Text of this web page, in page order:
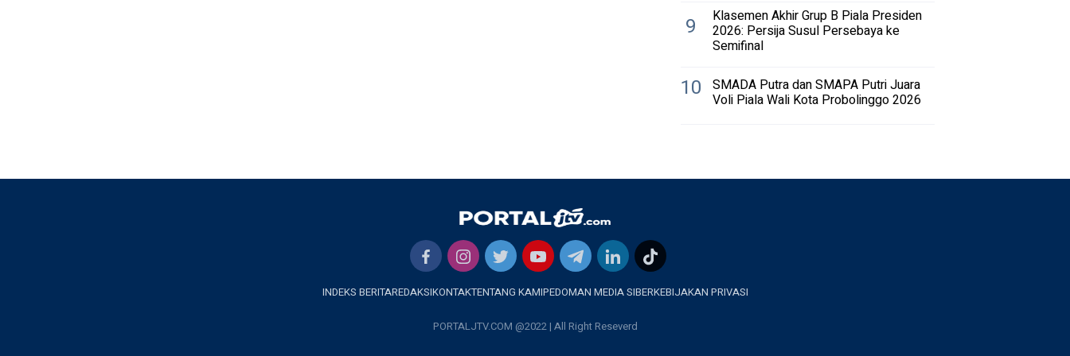
9 Klasemen Akhir Grup B Piala Presiden
2026: Persija Susul Persebaya ke
Semifinal
10 SMADA Putra dan SMAPA Putri Juara
Voli Piala Wali Kota Probolinggo 2026
INDEKS BERITAREDAKSIKONTAKTENTANG KAMIPEDOMAN MEDIA SIBERKEBIJAKAN PRIVASI
PORTALJTV.COM @2022 | All Right Reseverd